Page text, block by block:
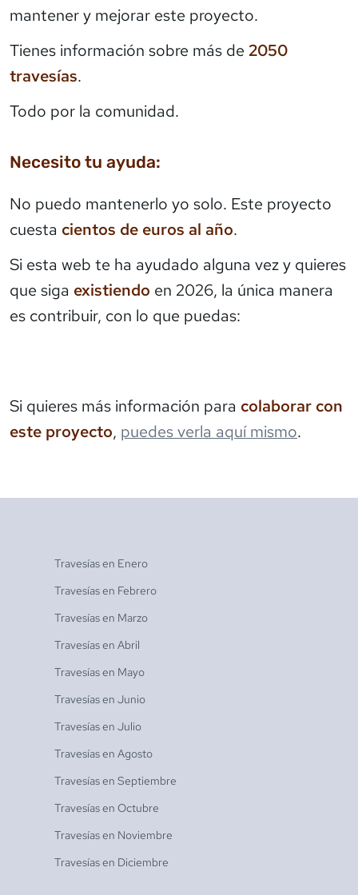
mantener y mejorar este proyecto.
Tienes información sobre más de 2050
travesías.
Todo por la comunidad.
Necesito tu ayuda:
No puedo mantenerlo yo solo. Este proyecto
cuesta cientos de euros al año.
Si esta web te ha ayudado alguna vez y quieres
que siga existiendo en 2026, la única manera
es contribuir, con lo que puedas:
Si quieres más información para colaborar con
este proyecto, puedes verla aquí mismo.
Travesías en Enero
Travesías en Febrero
Travesías en Marzo
Travesías en Abril
Travesías en Mayo
Travesías en Junio
Travesías en Julio
Travesías en Agosto
Travesías en Septiembre
Travesías en Octubre
Travesías en Noviembre
Travesías en Diciembre